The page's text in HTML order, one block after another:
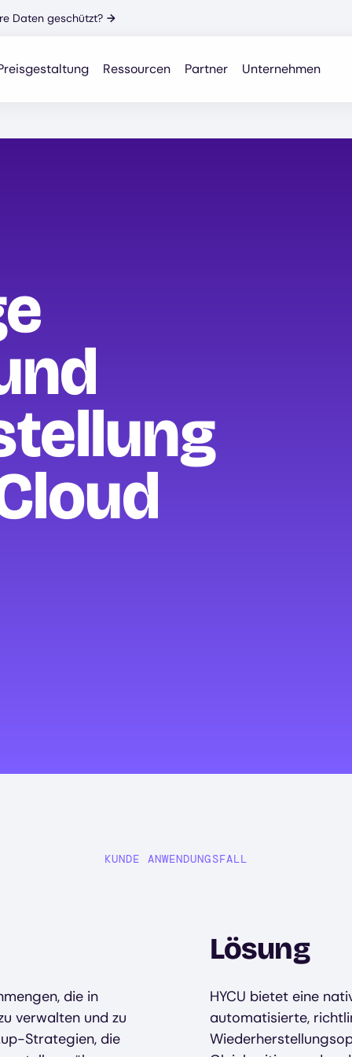
Daten geschützt? →
Ressourcen Partner Unternehmen
KUNDE ANWENDUNGSFALL
die in
verwalten und zu
Strategien, die
Lösung
HYCU bietet eine
automatisierte,